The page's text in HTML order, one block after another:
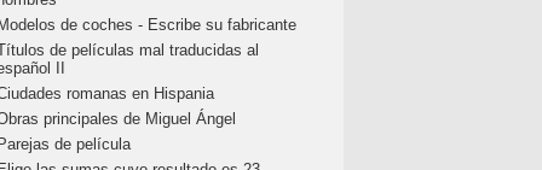
de coches - Escribe su fabricante
de películas mal traducidas al
II
romanas en Hispania
principales de Miguel Ángel
de película